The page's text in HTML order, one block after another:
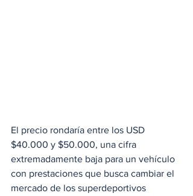
El precio rondaría entre los USD
$40.000 y $50.000, una cifra
extremadamente baja para un vehículo
con prestaciones que busca cambiar el
mercado de los superdeportivos